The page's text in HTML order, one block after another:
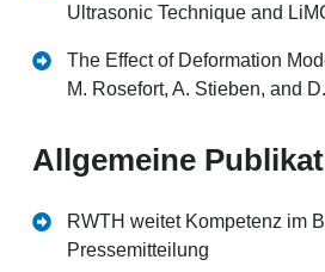
Ultrasonic Technique and
The Effect of Deformation
M. Rosefort, A. Stieben, and
Allgemeine
RWTH weitet Kompetenz im
Pressemitteilung